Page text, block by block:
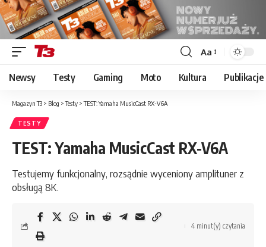
Font
Resizer
Aa
Newsy Testy Gaming Moto Kultura Publikacje
Magazyn T3 > Blog >Testy >TEST: Yamaha MusicCast RX-V6A
TESTY
TEST: Yamaha MusicCast RX-V6A
Testujemy funkcjonalny, rozsądnie wyceniony amplituner z
obsługą 8K.
4 minut(y) czytania